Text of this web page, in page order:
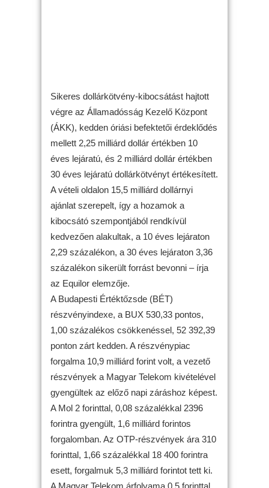
Sikeres dollárkötvény-kibocsátást hajtott
végre az Államadósság Kezelő Központ
(ÁKK), kedden óriási befektetői érdeklődés
mellett 2,25 milliárd dollár értékben 10
éves lejáratú, és 2 milliárd dollár értékben
30 éves lejáratú dollárkötvényt értékesített.
A vételi oldalon 15,5 milliárd dollárnyi
ajánlat szerepelt, így a hozamok a
kibocsátó szempontjából rendkívül
kedvezően alakultak, a 10 éves lejáraton
2,29 százalékon, a 30 éves lejáraton 3,36
százalékon sikerült forrást bevonni – írja
az Equilor elemzője.
A Budapesti Értéktőzsde (BÉT)
részvényindexe, a BUX 530,33 pontos,
1,00 százalékos csökkenéssel, 52 392,39
ponton zárt kedden. A részvénypiac
forgalma 10,9 milliárd forint volt, a vezető
részvények a Magyar Telekom kivételével
gyengültek az előző napi záráshoz képest.
A Mol 2 forinttal, 0,08 százalékkal 2396
forintra gyengült, 1,6 milliárd forintos
forgalomban. Az OTP-részvények ára 310
forinttal, 1,66 százalékkal 18 400 forintra
esett, forgalmuk 5,3 milliárd forintot tett ki.
A Magyar Telekom árfolyama 0,5 forinttal,